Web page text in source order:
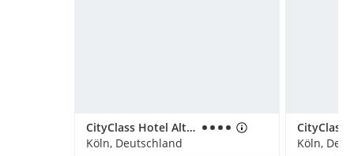
CityClass Hotel Alter Markt
Köln, Deutschland
Köln,